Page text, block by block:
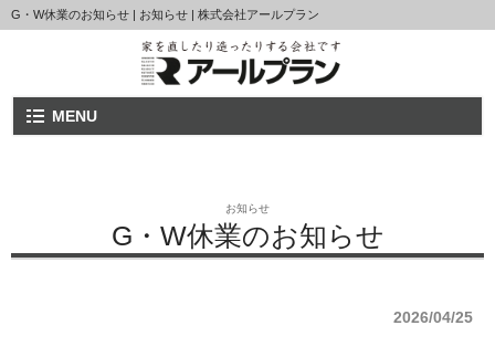
G・W休業のお知らせ | お知らせ | 株式会社アールプラン
MENU
お知らせ
G・W休業のお知らせ
2026/04/25